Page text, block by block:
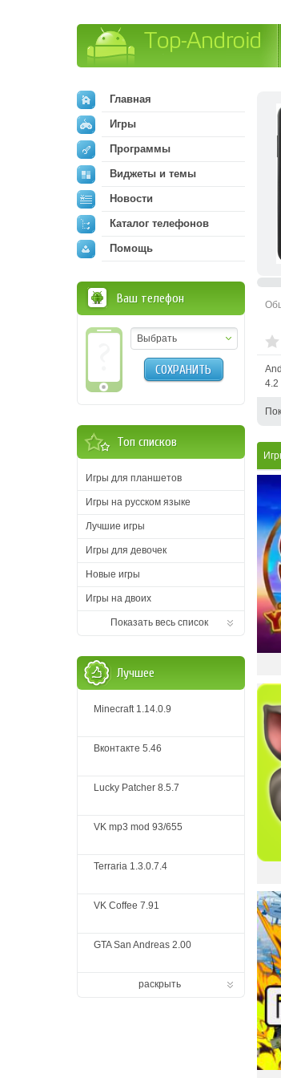
Главная
Игры
Программы
Виджеты и темы
Новости
Каталог телефонов
Помощь
Ваш телефон
Выбрать
СОХРАНИТЬ
Топ списков
Игры для планшетов
Игры на русском языке
Лучшие игры
Игры для девочек
Новые игры
Игры на двоих
Показать весь список
Лучшее
Minecraft 1.14.0.9
Вконтакте 5.46
Lucky Patcher 8.5.7
VK mp3 mod 93/655
Terraria 1.3.0.7.4
VK Coffee 7.91
GTA San Andreas 2.00
раскрыть